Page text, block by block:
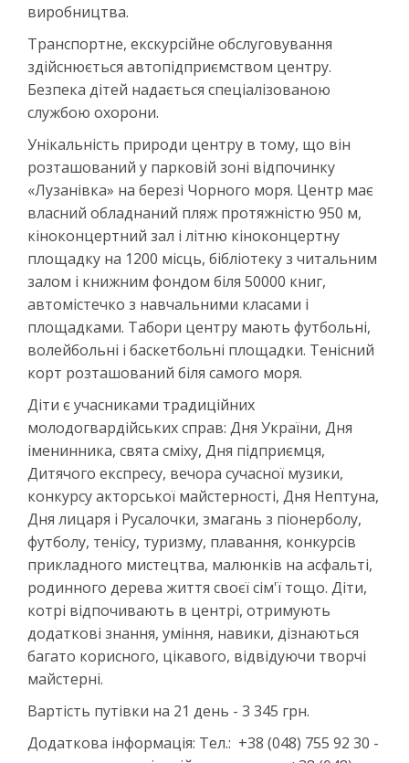
виробництва.
Транспортне, екскурсійне обслуговування
здійснюється автопідприємством центру.
Безпека дітей надається спеціалізованою
службою охорони.
Унікальність природи центру в тому, що він
розташований у парковій зоні відпочинку
«Лузанівка» на березі Чорного моря. Центр має
власний обладнаний пляж протяжністю 950 м,
кіноконцертний зал і літню кіноконцертну
площадку на 1200 місць, бібліотеку з читальним
залом і книжним фондом біля 50000 книг,
автомістечко з навчальними класами і
площадками. Табори центру мають футбольні,
волейбольні і баскетбольні площадки. Тенісний
корт розташований біля самого моря.
Діти є учасниками традиційних
молодогвардійських справ: Дня України, Дня
іменинника, свята сміху, Дня підприємця,
Дитячого експресу, вечора сучасної музики,
конкурсу акторської майстерності, Дня Нептуна,
Дня лицаря і Русалочки, змагань з піонерболу,
футболу, тенісу, туризму, плавання, конкурсів
прикладного мистецтва, малюнків на асфальті,
родинного дерева життя своєї сім'ї тощо. Діти,
котрі відпочивають в центрі, отримують
додаткові знання, уміння, навики, дізнаються
багато корисного, цікавого, відвідуючи творчі
майстерні.
Вартість путівки на 21 день - 3 345 грн.
Додаткова інформація: Тел.: +38 (048) 755 92 30 -